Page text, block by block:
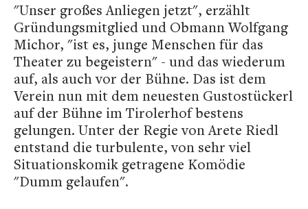
"Unser großes Anliegen jetzt", erzählt
Gründungsmitglied und Obmann Wolfgang
Michor, "ist es, junge Menschen für das
Theater zu begeistern" - und das wiederum
auf, als auch vor der Bühne. Das ist dem
Verein nun mit dem neuesten Gustostückerl
auf der Bühne im Tirolerhof bestens
gelungen. Unter der Regie von Arete Riedl
entstand die turbulente, von sehr viel
Situationskomik getragene Komödie
"Dumm gelaufen".